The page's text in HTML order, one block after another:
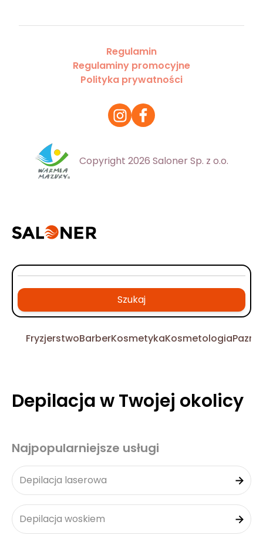
Regulamin
Regulaminy promocyjne
Polityka prywatności
Copyright 2026 Saloner Sp. z o.o.
Szukaj
FryzjerstwoBarberKosmetykaKosmetologia
Depilacja w Twojej okolicy
Najpopularniejsze usługi
Depilacja laserowa
Depilacja woskiem